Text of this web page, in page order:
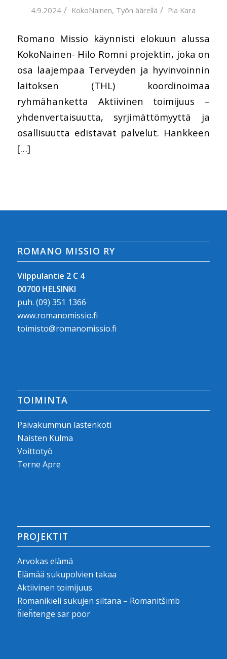
4.9.2024 / KokoNainen, Työn äärellä / Pia Kara
Romano Missio käynnisti elokuun alussa
KokoNainen- Hilo Romni projektin, joka on
osa laajempaa Terveyden ja hyvinvoinnin
laitoksen (THL) koordinoimaa
ryhmähanketta Aktiivinen toimijuus –
yhdenvertaisuutta, syrjimättömyyttä ja
osallisuutta edistävät palvelut. Hankkeen
[…]
ROMANO MISSIO RY
Vilppulantie 2 C 4
00700 HELSINKI
puh. (09) 351 1366
www.romanomissio.fi
toimisto@romanomissio.fi
TOIMINTA
Päiväkummun lastenkoti
Naisten Kulma
Voittotyö
Terne Apre
PROJEKTIT
Arvokas elämä
Elämää sukupolvien takaa
Aktiivinen toimijuus
Romanikieli sukujen siltana – Romanitšimb
ȟleȟtenge sar poor